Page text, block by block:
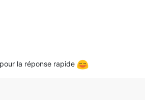
la réponse rapide